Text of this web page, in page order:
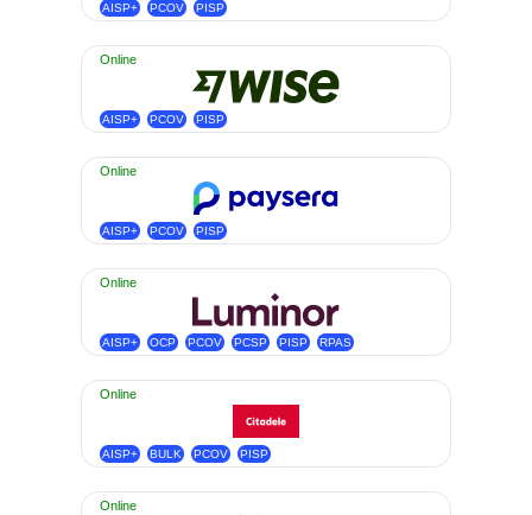
AISP+ PCOV PISP
Online
AISP+ PCOV PISP
Online
AISP+ PCOV PISP
Online
AISP+ OCP PCOV PCSP PISP RPAS
Online
AISP+ BULK PCOV PISP
Online